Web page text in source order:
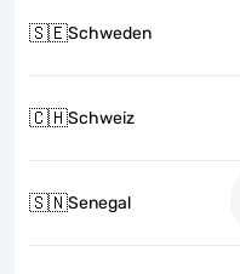
🇸🇪Schweden
🇨🇭Schweiz
🇸🇳Senegal